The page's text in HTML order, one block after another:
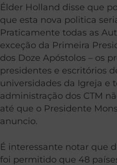
Élder Holland disse que
que esta nova politica
Praticamente todas as
exceção da Primeira
dos Doze Apóstolos – os
presidentes e escritórios
universidades da Igreja e
administração dos CTM
até que o Presidente
anuncio.
É interessante notar que
foi permitido que 48